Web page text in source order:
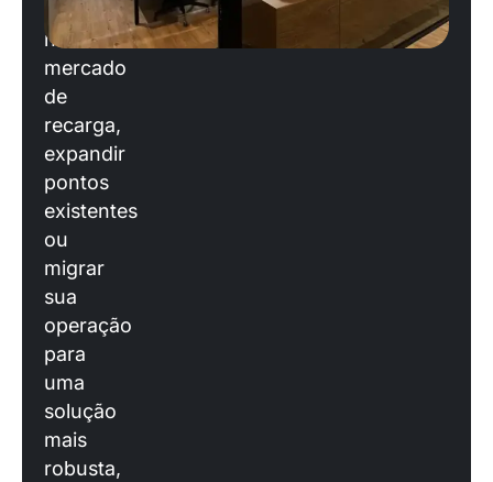
entrar
no
mercado
de
recarga,
expandir
pontos
existentes
ou
migrar
sua
operação
para
uma
solução
mais
robusta,